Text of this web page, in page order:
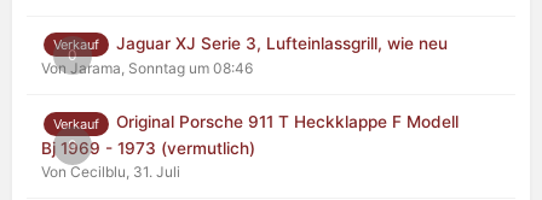
0
Verkauf Jaguar XJ Serie 3, Lufteinlassgrill, wie neu
Von Jarama, Sonntag um 08:46
0
Verkauf
Original Porsche 911 T Heckklappe F Modell
Bj 1969 - 1973 (vermutlich)
Von Cecilblu, 31. Juli